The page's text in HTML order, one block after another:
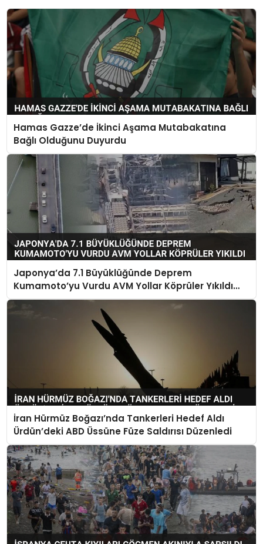
Hamas Gazze’de İkinci Aşama Mutabakatına
Bağlı Olduğunu Duyurdu
Japonya’da 7.1 Büyüklüğünde Deprem
Kumamoto’yu Vurdu AVM Yollar Köprüler Yıkıldı
Çok Sayıda Can Kaybı Var
İran Hürmüz Boğazı’nda Tankerleri Hedef Aldı
Ürdün’deki ABD Üssüne Füze Saldırısı Düzenledi